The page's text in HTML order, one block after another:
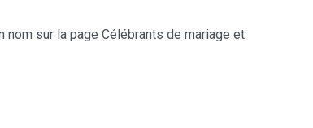
sur la page Célébrants de mariage et